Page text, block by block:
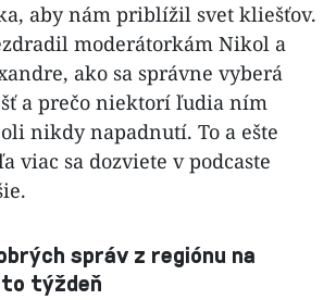
aby nám priblížil svet kliešťov.
moderátorkám Nikol a
ako sa správne vyberá
a prečo niektorí ľudia ním
nikdy napadnutí. To a ešte
viac sa dozviete v podcaste
správ z regiónu na
týždeň